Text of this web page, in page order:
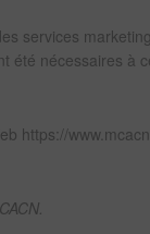
services
été nécessaires à
https://